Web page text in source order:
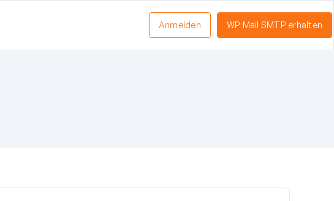
Anmelden WP Mail SMTP erhalten